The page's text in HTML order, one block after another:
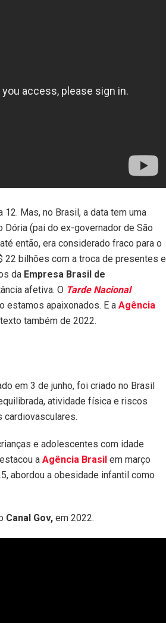
12. Mas, no Brasil, a data tem uma
(pai do ex-governador de São
então, era considerado fraco para o
22 bilhões com a troca de presentes e
da Empresa Brasil de
afetiva. O Tarde Nacional
estamos apaixonados. E a Agência
também de 2022.
em 3 de junho, foi criado no Brasil
atividade física e riscos
cardiovasculares.
e adolescentes com idade
a Agência Brasil em março
abordou a obesidade infantil como
Canal Gov, em 2022.